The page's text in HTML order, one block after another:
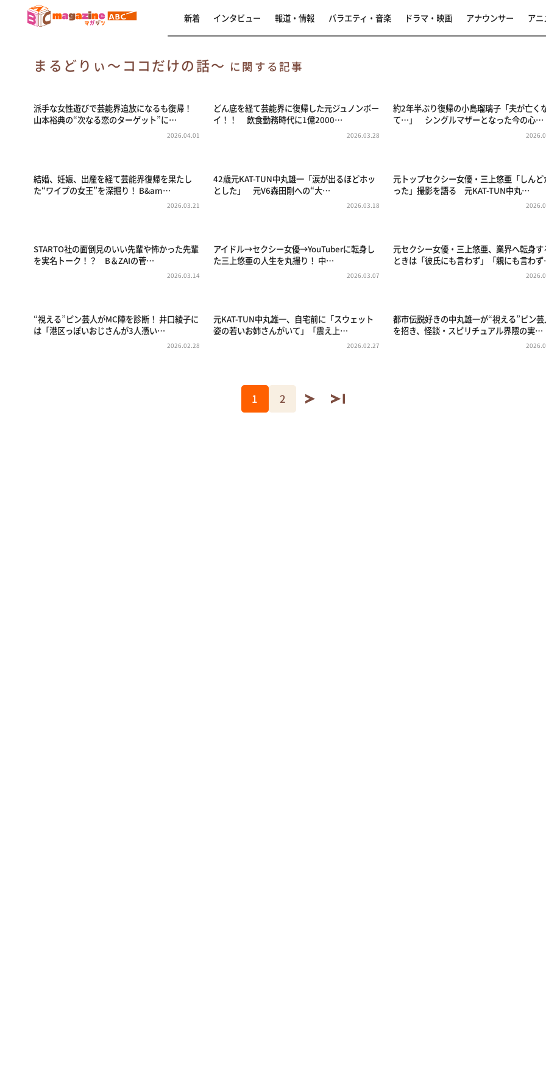
新着 インタビュー 報道・情報 バラエティ・音楽 ドラマ・映画 アナウンサー アニ
まるどりぃ〜ココだけの話〜 に関する記事
派手な女性遊びで芸能界追放になるも復帰！
山本裕典の“次なる恋のターゲット”に…
2026.04.01
どん底を経て芸能界に復帰した元ジュノンボー
イ！！ 飲食勤務時代に1億2000…
2026.03.28
約2年半ぶり復帰の小島瑠璃子「夫が亡く
て…」 シングルマザーとなった今の心…
結婚、妊娠、出産を経て芸能界復帰を果たし
た“ワイプの女王”を深掘り！ B&am…
2026.03.21
42歳元KAT-TUN中丸雄一「涙が出るほどホッ
とした」 元V6森田剛への“大…
2026.03.18
元トップセクシー女優・三上悠亜「しんど
った」撮影を語る 元KAT-TUN中丸…
STARTO社の面倒見のいい先輩や怖かった先輩
を実名トーク！？ B＆ZAIの菅…
2026.03.14
アイドル→セクシー女優→YouTuberに転身し
た三上悠亜の人生を丸撮り！ 中…
2026.03.07
元セクシー女優・三上悠亜、業界へ転身す
ときは「彼氏にも言わず」「親にも言わ
“視える”ピン芸人がMC陣を診断！ 井口綾子に
は「港区っぽいおじさんが3人憑い…
2026.02.28
元KAT-TUN中丸雄一、自宅前に「スウェット
姿の若いお姉さんがいて」「震え上…
2026.02.27
都市伝説好きの中丸雄一が“視える”ピン芸
を招き、怪談・スピリチュアル界隈の実…
1 2